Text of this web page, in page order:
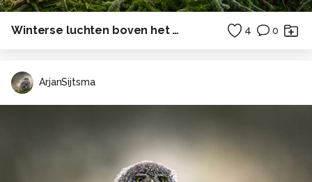
Winterse luchten boven het Wad III 4 0
ArjanSijtsma